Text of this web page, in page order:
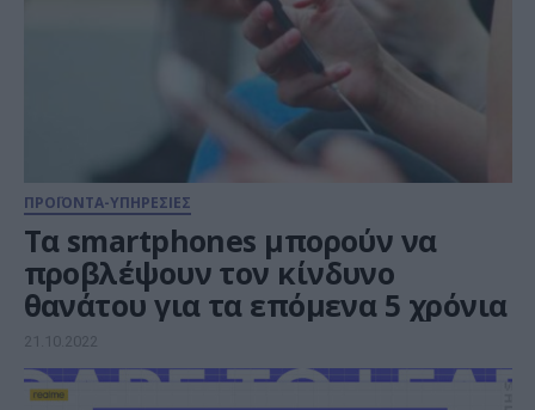
ΠΡΟΪΟΝΤΑ-ΥΠΗΡΕΣΙΕΣ
Tα smartphones μπορούν να
προβλέψουν τον κίνδυνο
θανάτου για τα επόμενα 5 χρόνια
21.10.2022